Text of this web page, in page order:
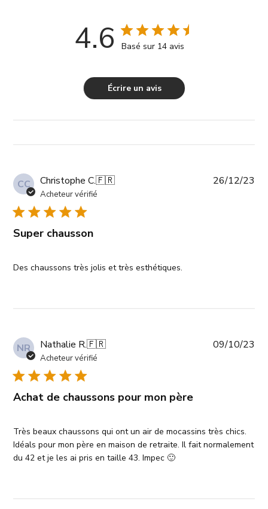
4.6 Basé sur 14 avis
Écrire un avis
CC Christophe C.🇫🇷
Acheteur vérifié
Super chausson
Des chaussons très jolis et très esthétiques.
26/12/23
NR Nathalie R.🇫🇷
Acheteur vérifié
Achat de chaussons pour mon père
Très beaux chaussons qui ont un air de mocassins très chics.
Idéals pour mon père en maison de retraite. Il fait normalement
du 42 et je les ai pris en taille 43. Impec 🙂
09/10/23